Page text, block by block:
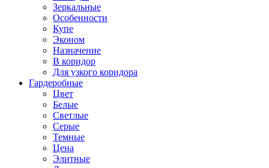
Зеркальные
Особенности
Купе
Эконом
Назначение
В коридор
Для узкого коридора
Гардеробные
Цвет
Белые
Светлые
Серые
Темные
Цена
Элитные